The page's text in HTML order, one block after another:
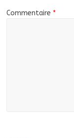
Commentaire *